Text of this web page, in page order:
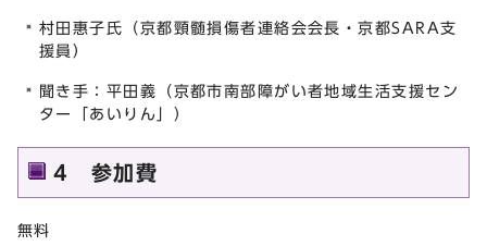
村田惠子氏（京都頸髄損傷者連絡会会長・京都SARA支
援員）
聞き手：平田義（京都市南部障がい者地域生活支援セン
ター「あいりん」）
4 参加費
無料